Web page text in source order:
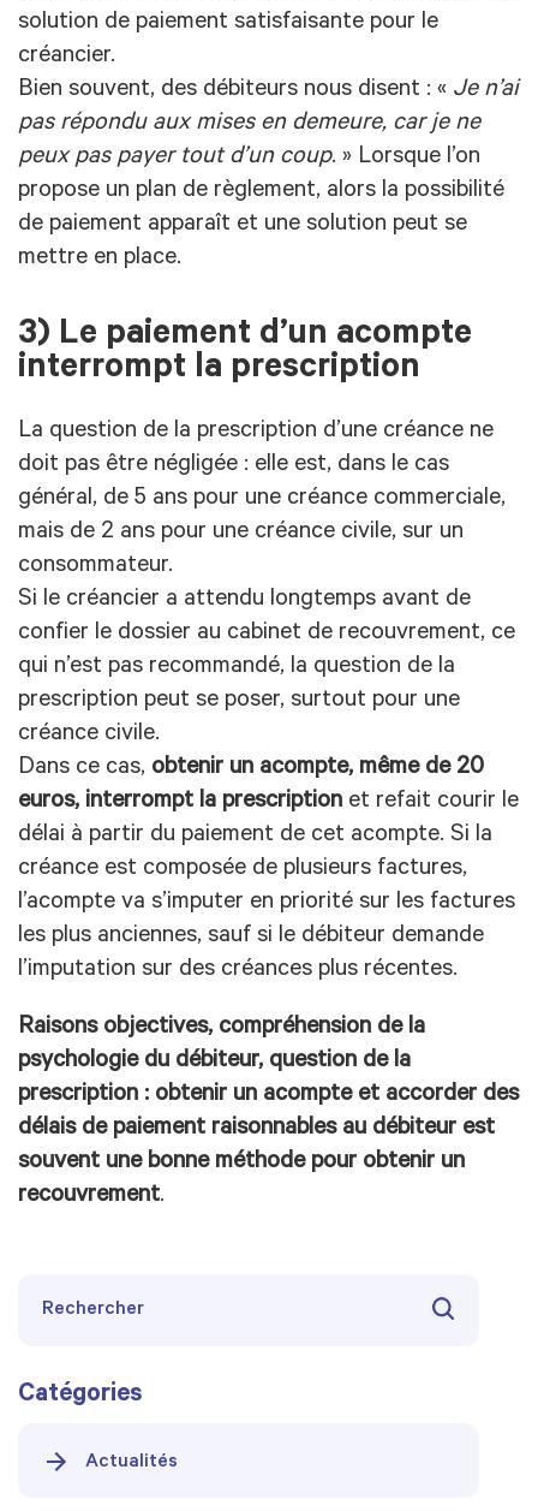
solution de paiement satisfaisante pour le
créancier.
Bien souvent, des débiteurs nous disent : « Je n’ai
pas répondu aux mises en demeure, car je ne
peux pas payer tout d’un coup. » Lorsque l’on
propose un plan de règlement, alors la possibilité
de paiement apparaît et une solution peut se
mettre en place.
3) Le paiement d’un acompte
interrompt la prescription
La question de la prescription d’une créance ne
doit pas être négligée : elle est, dans le cas
général, de 5 ans pour une créance commerciale,
mais de 2 ans pour une créance civile, sur un
consommateur.
Si le créancier a attendu longtemps avant de
confier le dossier au cabinet de recouvrement, ce
qui n’est pas recommandé, la question de la
prescription peut se poser, surtout pour une
créance civile.
Dans ce cas, obtenir un acompte, même de 20
euros, interrompt la prescription et refait courir le
délai à partir du paiement de cet acompte. Si la
créance est composée de plusieurs factures,
l’acompte va s’imputer en priorité sur les factures
les plus anciennes, sauf si le débiteur demande
l’imputation sur des créances plus récentes.
Raisons objectives, compréhension de la
psychologie du débiteur, question de la
prescription : obtenir un acompte et accorder des
délais de paiement raisonnables au débiteur est
souvent une bonne méthode pour obtenir un
recouvrement.
Catégories
Actualités